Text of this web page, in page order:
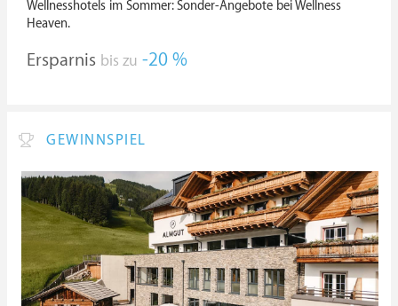
Wellnesshotels im Sommer: Sonder-Angebote bei Wellness
Heaven.
Ersparnis bis zu -20 %
GEWINNSPIEL